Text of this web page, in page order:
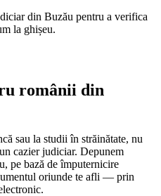
din Buzău pentru a verifica
la ghișeu.
românii din
sau la studii în străinătate, nu
cazier judiciar. Depunem
pe bază de împuternicire
oriunde te afli — prin